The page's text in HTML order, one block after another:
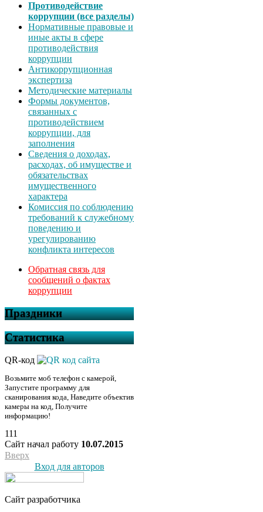
Противодействие
коррупции (все разделы)
Нормативные правовые и
иные акты в сфере
противодействия
коррупции
Антикоррупционная
экспертиза
Методические материалы
Формы документов,
связанных с
противодействием
коррупции, для
заполнения
Сведения о доходах,
расходах, об имуществе и
обязательствах
имущественного
характера
Комиссия по соблюдению
требований к служебному
поведению и
урегулированию
конфликта интересов
Обратная связь для
сообщений о фактах
коррупции
Праздники
Статистика
QR-код
Возьмите моб телефон с камерой,
Запустите программу для
сканирования кода, Наведите объектив
камеры на код, Получите
информацию!
111
Сайт начал работу 10.07.2015
Вверх
Вход для авторов
Сайт разработчика